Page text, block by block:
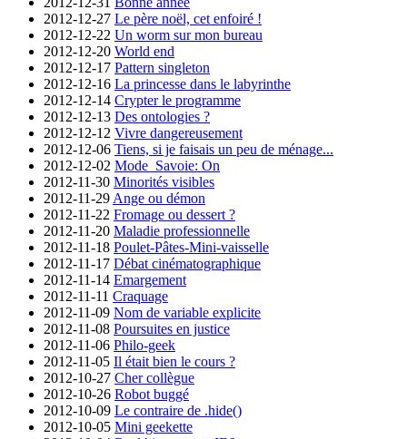
2012-12-27 Le père noël, cet enfoiré !
2012-12-22 Un worm sur mon bureau
2012-12-20 World end
2012-12-17 Pattern singleton
2012-12-16 La princesse dans le labyrinthe
2012-12-14 Crypter le programme
2012-12-13 Des ontologies ?
2012-12-12 Vivre dangereusement
2012-12-06 Tiens, si je faisais un peu de ménage...
2012-12-02 Mode_Savoie: On
2012-11-30 Minorités visibles
2012-11-29 Ange ou démon
2012-11-22 Fromage ou dessert ?
2012-11-20 Maladie professionnelle
2012-11-18 Poulet-Pâtes-Mini-vaisselle
2012-11-17 Débat cinématographique
2012-11-14 Emargement
2012-11-11 Craquage
2012-11-09 Nom de variable explicite
2012-11-08 Poursuites en justice
2012-11-06 Philo-geek
2012-11-05 Il était bien le cours ?
2012-10-27 Cher collègue
2012-10-26 Robot buggé
2012-10-09 Le contraire de .hide()
2012-10-05 Mini geekette